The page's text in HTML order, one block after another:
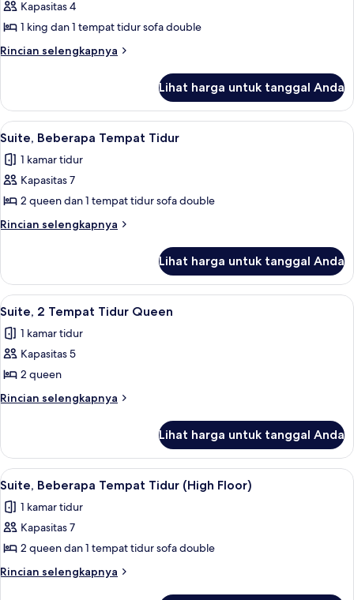
Kapasitas 4
1 king dan 1 tempat tidur sofa double
Rincian selengkapnya
Rincian
Suite,
Tempat
King
dengan
tidur
Sofa,
akses
in
Shower)
Lihat harga untuk tanggal Anda
Lihat
semua
foto
untuk
Suite,
Beberapa
Meja kerja, tirai kedap cahaya,
1
Suite, Beberapa Tempat Tidur
1 kamar tidur
Kapasitas 7
2 queen dan 1 tempat tidur sofa double
Rincian selengkapnya
Rincian
Suite,
Beberapa
Tempat
Lihat harga untuk tanggal Anda
Lihat
semua
foto
untuk
Suite,
2
Queen
Meja kerja, tirai kedap cahaya,
1
Suite, 2 Tempat Tidur Queen
1 kamar tidur
Kapasitas 5
2 queen
Rincian selengkapnya
Rincian
Suite,
Tempat
Queen
Lihat harga untuk tanggal Anda
Lihat
semua
foto
untuk
Suite,
Beberapa
Meja kerja, tirai kedap cahaya,
1
Suite, Beberapa Tempat Tidur (High Floor)
1 kamar tidur
Kapasitas 7
2 queen dan 1 tempat tidur sofa double
Rincian selengkapnya
Rincian